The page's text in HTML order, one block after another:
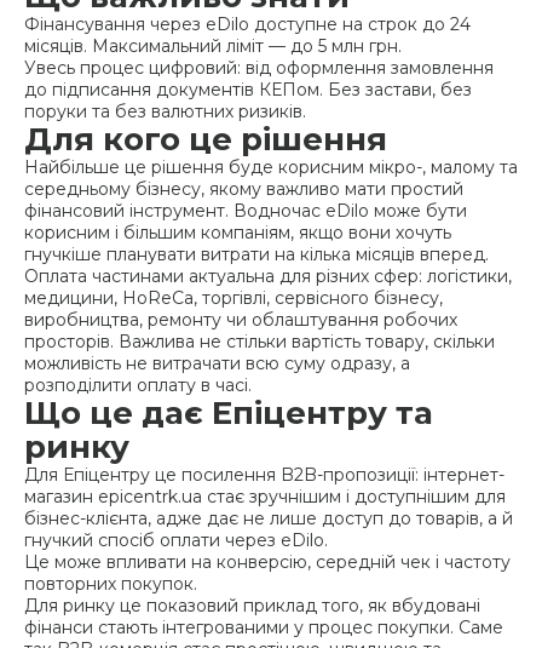
Фінансування через eDilo доступне на строк до 24
місяців. Максимальний ліміт — до 5 млн грн.
Увесь процес цифровий: від оформлення замовлення
до підписання документів КЕПом. Без застави, без
поруки та без валютних ризиків.
Для кого це рішення
Найбільше це рішення буде корисним мікро-, малому та
середньому бізнесу, якому важливо мати простий
фінансовий інструмент. Водночас eDilo може бути
корисним і більшим компаніям, якщо вони хочуть
гнучкіше планувати витрати на кілька місяців вперед.
Оплата частинами актуальна для різних сфер: логістики,
медицини, HoReCa, торгівлі, сервісного бізнесу,
виробництва, ремонту чи облаштування робочих
просторів. Важлива не стільки вартість товару, скільки
можливість не витрачати всю суму одразу, а
розподілити оплату в часі.
Що це дає Епіцентру та
ринку
Для Епіцентру це посилення B2B-пропозиції: інтернет-
магазин epicentrk.ua стає зручнішим і доступнішим для
бізнес-клієнта, адже дає не лише доступ до товарів, а й
гнучкий спосіб оплати через eDilo.
Це може впливати на конверсію, середній чек і частоту
повторних покупок.
Для ринку це показовий приклад того, як вбудовані
фінанси стають інтегрованими у процес покупки. Саме